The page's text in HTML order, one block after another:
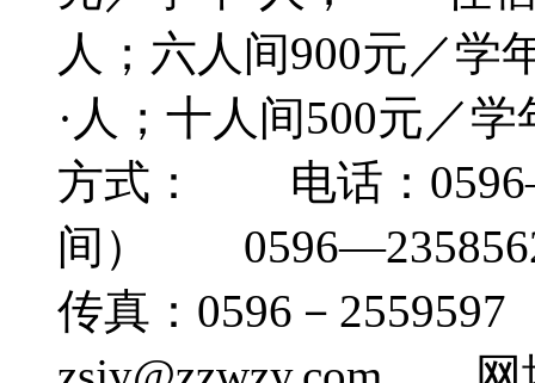
人；六人间900元／
·人；十人间500元／
方式： 电话：
间）
传真：0596－